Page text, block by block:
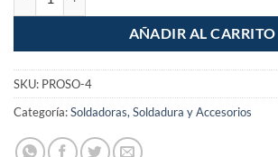
AÑADIR AL CARRITO
SKU: PROSO-4
Categoría:Soldadoras, Soldadura y Accesorios